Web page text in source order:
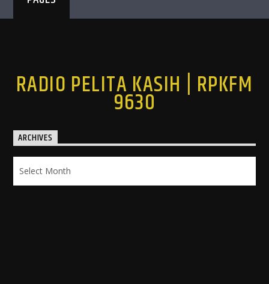
RADIO PELITA KASIH | RPKFM
9630
ARCHIVES